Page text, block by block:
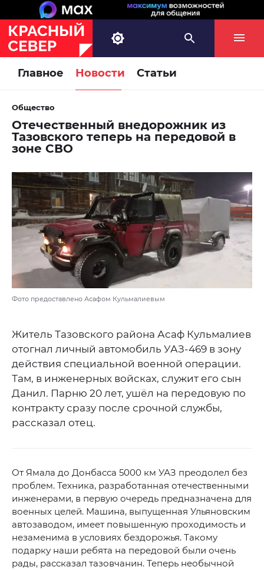
Главное Новости Статьи
Общество
Отечественный внедорожник из
Тазовского теперь на передовой в
зоне СВО
Фото предоставлено Асафом Кульмалиевым
Житель Тазовского района Асаф Кульмалиев
отогнал личный автомобиль УАЗ-469 в зону
действия специальной военной операции.
Там, в инженерных войсках, служит его сын
Данил. Парню 20 лет, ушёл на передовую по
контракту сразу после срочной службы,
рассказал отец.
От Ямала до Донбасса 5000 км УАЗ преодолел без
проблем. Техника, разработанная отечественными
инженерами, в первую очередь предназначена для
военных целей. Машина, выпущенная Ульяновским
автозаводом, имеет повышенную проходимость и
незаменима в условиях бездорожья. Такому
подарку наши ребята на передовой были очень
рады, рассказал тазовчанин. Теперь необычной